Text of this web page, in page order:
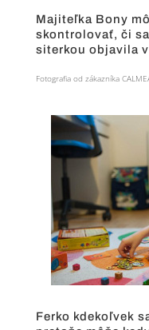
Majiteľka Bony
skontrolovať, či
siterkou objavila
Fotografia od zákazníka
Ferko kdekoľvek